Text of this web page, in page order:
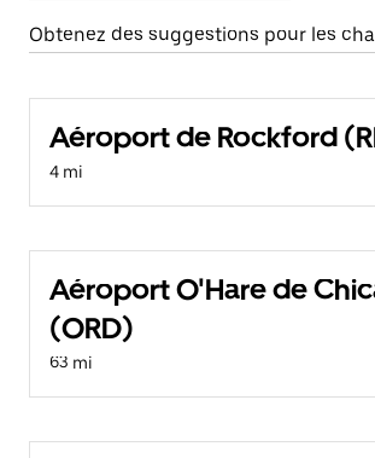
Obtenez des suggestions pour les
Aéroport de Rockford
4 mi
Aéroport O'Hare de
(ORD)
63 mi